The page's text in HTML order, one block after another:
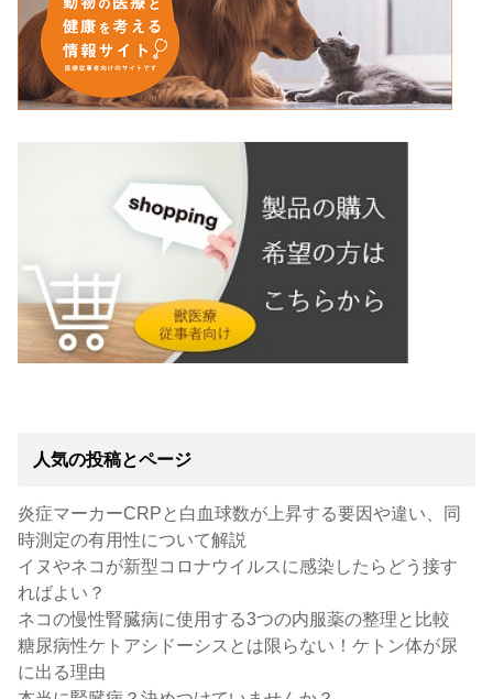
人気の投稿とページ
炎症マーカーCRPと白血球数が上昇する要因や違い、同
時測定の有用性について解説
イヌやネコが新型コロナウイルスに感染したらどう接す
ればよい？
ネコの慢性腎臓病に使用する3つの内服薬の整理と比較
糖尿病性ケトアシドーシスとは限らない！ケトン体が尿
に出る理由